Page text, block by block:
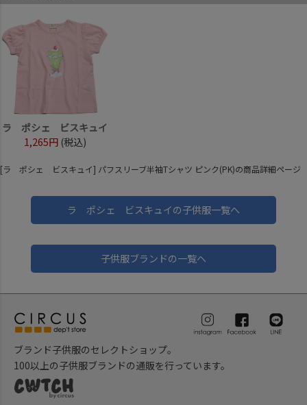
ラ ポシェ ビスキュイ
1,265円 (税込)
[ラ ポシェ ビスキュイ] パフスリーブ半袖Tシャツ ピンク(PK)の商品詳細ページ
ラ ポシェ ビスキュイの子供服一覧へ
子供服ブランドの一覧へ
ブランド子供服のセレクトショップ。
100以上の子供服ブランドの通販を行っています。